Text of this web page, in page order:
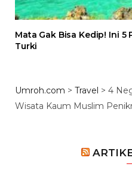
Mata Gak Bisa Kedip! Ini
Turki
Umroh.com > Travel > 4
Wisata Kaum Muslim